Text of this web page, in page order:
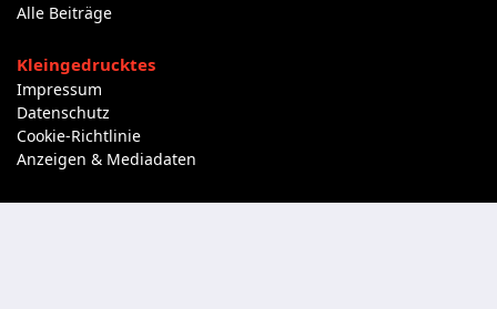
Alle Beiträge
Kleingedrucktes
Impressum
Datenschutz
Cookie-Richtlinie
Anzeigen & Mediadaten